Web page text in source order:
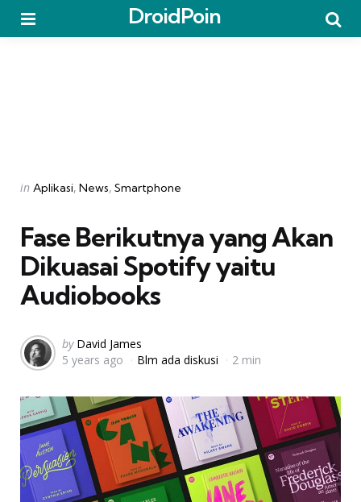
DroidPoin
Categories
Posted
in Aplikasi News Smartphone
Fase Berikutnya yang Akan
Dikuasai Spotify yaitu
Audiobooks
Posted
by
by David James
5 years ago
Blm ada diskusi 2 min